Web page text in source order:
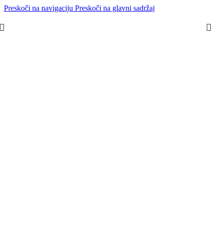
Preskoči na navigaciju Preskoči na glavni sadržaj